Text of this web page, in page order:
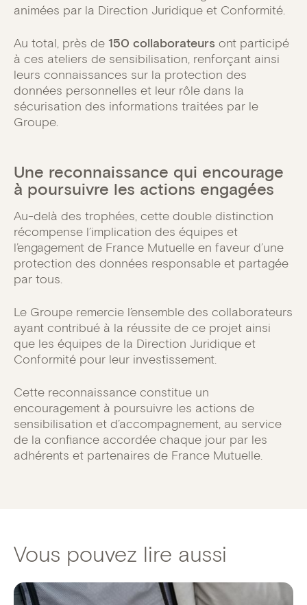
animées par la Direction Juridique et Conformité.
Au total, près de 150 collaborateurs ont participé
à ces ateliers de sensibilisation, renforçant ainsi
leurs connaissances sur la protection des
données personnelles et leur rôle dans la
sécurisation des informations traitées par le
Groupe.
Une reconnaissance qui encourage
à poursuivre les actions engagées
Au-delà des trophées, cette double distinction
récompense l’implication des équipes et
l’engagement de France Mutuelle en faveur d’une
protection des données responsable et partagée
par tous.
Le Groupe remercie l’ensemble des collaborateurs
ayant contribué à la réussite de ce projet ainsi
que les équipes de la Direction Juridique et
Conformité pour leur investissement.
Cette reconnaissance constitue un
encouragement à poursuivre les actions de
sensibilisation et d’accompagnement, au service
de la confiance accordée chaque jour par les
adhérents et partenaires de France Mutuelle.
Vous pouvez lire aussi